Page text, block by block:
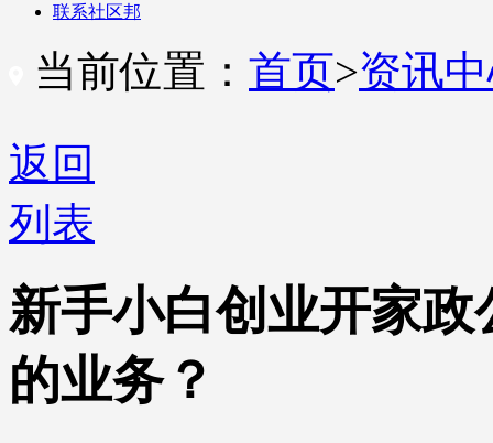
联系社区邦
当前位置： 首页>资讯
返回
列表
新手小白创业开家
的业务？